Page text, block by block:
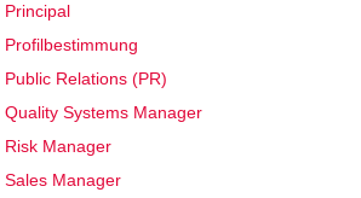
Principal
Profilbestimmung
Public Relations (PR)
Quality Systems Manager
Risk Manager
Sales Manager